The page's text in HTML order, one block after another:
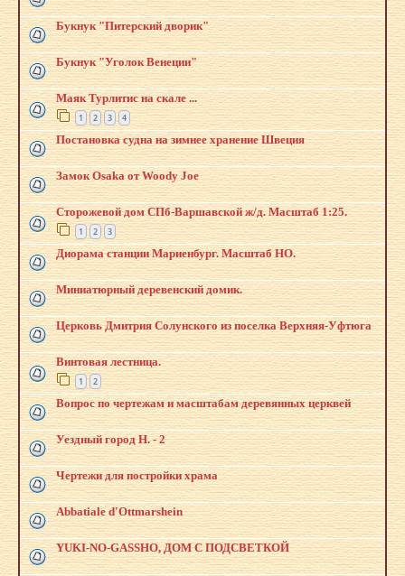
Букнук "Питерский дворик"
Букнук "Уголок Венеции"
Маяк Турлитис на скале ...
1 2 3 4
Постановка судна на зимнее хранение Швеция
Замок Osaka от Woody Joe
Сторожевой дом СПб-Варшавской ж/д. Масштаб 1:25.
1 2 3
Диорама станции Мариенбург. Масштаб НО.
Миниатюрный деревенский домик.
Церковь Дмитрия Солунского из поселка Верхняя-Уфтюга
Винтовая лестница.
1 2
Вопрос по чертежам и масштабам деревянных церквей
Уездный город Н. - 2
Чертежи для постройки храма
Abbatiale d'Ottmarshein
YUKI-NO-GASSHO, ДОМ С ПОДСВЕТКОЙ